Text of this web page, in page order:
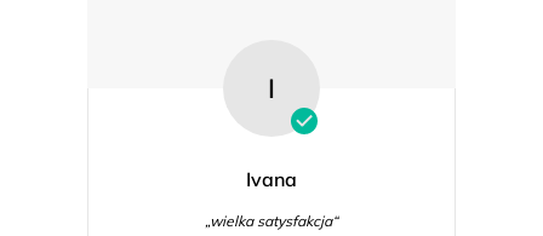
I
Ivana
„wielka satysfakcja“